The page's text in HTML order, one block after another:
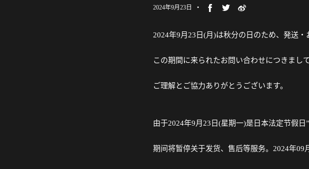
2024年9月23日
2024年9月23日(月)は秋分の日のため、発送
この期間に来られたお問い合わせにつきまし
ご理解とご協力ありがとうございます。
由于2024年9月23日(星期一)是日本法定节假日
期间将暂停关于发货、售后等服务。2024年09